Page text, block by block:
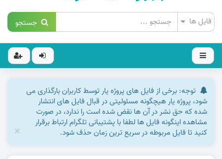
جستجو
توجه: برخی از فایل های پروژه یار توسط کاربران بارگذاری می
شود، پروژه یار هیچگونه مسئولیتی در قبال فایل های انتشار
شده که حق نشر در آن ها نقض شده است را ندارد، در صورت
مشاهده اینگونه فایل ها لطفا با پشتیبانی تلگرام ارتباط برقرار
کنید تا فایل مربوطه در سریع ترین زمان حذف شود.
×